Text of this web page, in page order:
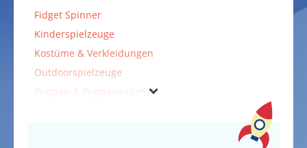
Fidget Spinner
Kinderspielzeuge
Kostüme & Verkleidungen
Outdoorspielzeuge
Puppen & Puppenzubehör